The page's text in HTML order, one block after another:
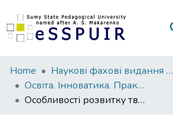
Communities
&
Collections
Home
Наукові фахові видання СумДПУ
Освіта. Інноватика. Практика
Особливості розвитку творчого потенціалу майбутніх суднових механіків